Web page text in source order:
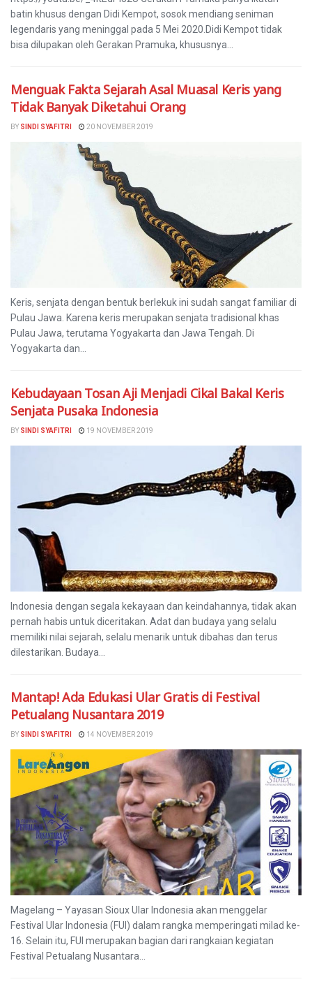
batin khusus dengan Didi Kempot, sosok mendiang seniman
legendaris yang meninggal pada 5 Mei 2020.Didi Kempot tidak
bisa dilupakan oleh Gerakan Pramuka, khususnya...
Menguak Fakta Sejarah Asal Muasal Keris yang
Tidak Banyak Diketahui Orang
BY SINDI SYAFITRI 20 NOVEMBER 2019
Keris, senjata dengan bentuk berlekuk ini sudah sangat familiar di
Pulau Jawa. Karena keris merupakan senjata tradisional khas
Pulau Jawa, terutama Yogyakarta dan Jawa Tengah. Di
Yogyakarta dan...
Kebudayaan Tosan Aji Menjadi Cikal Bakal Keris
Senjata Pusaka Indonesia
BY SINDI SYAFITRI 19 NOVEMBER 2019
Indonesia dengan segala kekayaan dan keindahannya, tidak akan
pernah habis untuk diceritakan. Adat dan budaya yang selalu
memiliki nilai sejarah, selalu menarik untuk dibahas dan terus
dilestarikan. Budaya...
Mantap! Ada Edukasi Ular Gratis di Festival
Petualang Nusantara 2019
BY SINDI SYAFITRI 14 NOVEMBER 2019
Magelang – Yayasan Sioux Ular Indonesia akan menggelar
Festival Ular Indonesia (FUI) dalam rangka memperingati milad ke-
16. Selain itu, FUI merupakan bagian dari rangkaian kegiatan
Festival Petualang Nusantara...